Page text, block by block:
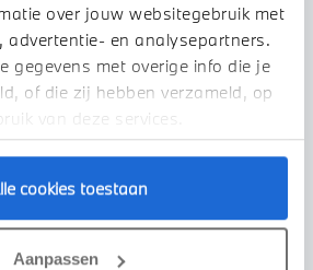
over jouw websitegebruik met
advertentie- en analysepartners.
gegevens met overige info die je
of die zij hebben verzameld, op
van deze services.
cookies toestaan
Aanpassen